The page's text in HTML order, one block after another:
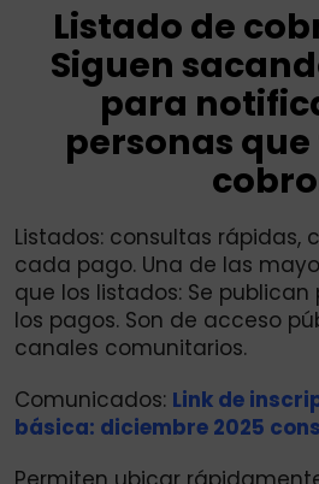
Listado de
Siguen
para
personas
Listados: consultas rápidas,
cada pago. Una de las
que los listados: Se
los pagos. Son de acceso
canales comunitarios.
Comunicados: Link de
básica: diciembre 2025